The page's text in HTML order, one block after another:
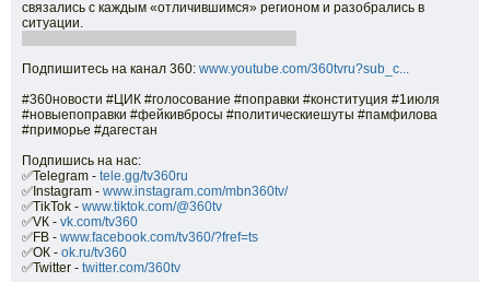
связались с каждым «отличившимся» регионом и разобрались в
ситуации.
Подпишитесь на канал 360: www.youtube.com/360tvru?sub_c...
#360новости #ЦИК #голосование #поправки #конституция #1июля
#новыепоправки #фейкивбросы #политическиешуты #памфилова
#приморье #дагестан
Подпишись на нас:
✅Telegram - tele.gg/tv360ru
✅Instagram - www.instagram.com/mbn360tv/
✅TikTok - www.tiktok.com/@360tv
✅VК - vk.com/tv360
✅FB - www.facebook.com/tv360/?fref=ts
✅ОК - ok.ru/tv360
✅Twitter - twitter.com/360tv